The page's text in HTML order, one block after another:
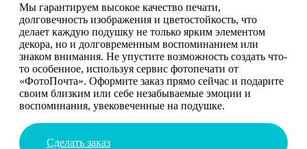
Мы гарантируем высокое качество печати,
долговечность изображения и цветостойкость, что
делает каждую подушку не только ярким элементом
декора, но и долговременным воспоминанием или
знаком внимания. Не упустите возможность создать что-
то особенное, используя сервис фотопечати от
«ФотоПочта». Оформите заказ прямо сейчас и подарите
своим близким или себе незабываемые эмоции и
воспоминания, увековеченные на подушке.
Сделать заказ